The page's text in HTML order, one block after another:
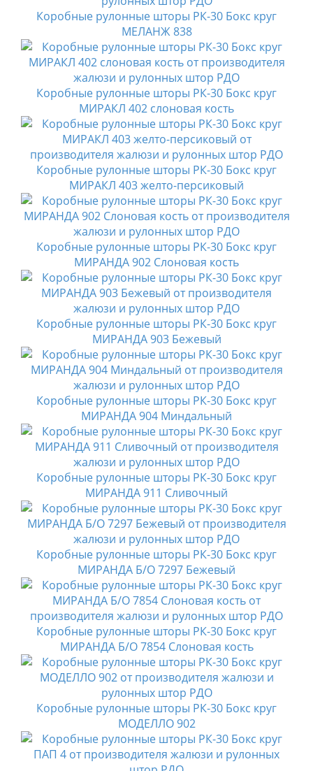
Коробные рулонные шторы РК-30 Бокс круг
МЕЛАНЖ 838
Коробные рулонные шторы РК-30 Бокс круг
МИРАКЛ 402 слоновая кость
Коробные рулонные шторы РК-30 Бокс круг
МИРАКЛ 403 желто-персиковый
Коробные рулонные шторы РК-30 Бокс круг
МИРАНДА 902 Слоновая кость
Коробные рулонные шторы РК-30 Бокс круг
МИРАНДА 903 Бежевый
Коробные рулонные шторы РК-30 Бокс круг
МИРАНДА 904 Миндальный
Коробные рулонные шторы РК-30 Бокс круг
МИРАНДА 911 Сливочный
Коробные рулонные шторы РК-30 Бокс круг
МИРАНДА Б/О 7297 Бежевый
Коробные рулонные шторы РК-30 Бокс круг
МИРАНДА Б/О 7854 Слоновая кость
Коробные рулонные шторы РК-30 Бокс круг
МОДЕЛЛО 902